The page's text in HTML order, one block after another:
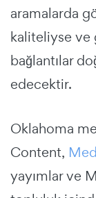
aramalarda
kaliteliyse ve
bağlantılar
edecektir.
Oklahoma
Content,
yayımlar ve